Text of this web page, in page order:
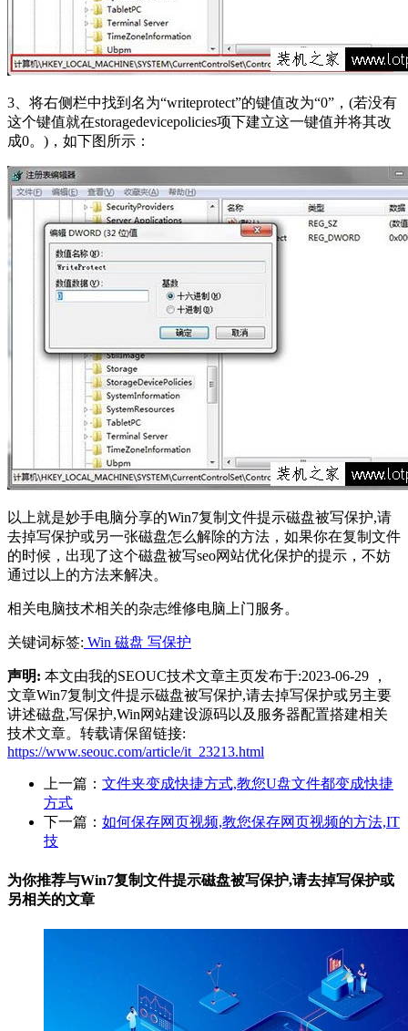
3、将右侧栏中找到名为“writeprotect”的键值改为“0”，(若没有
这个键值就在storagedevicepolicies项下建立这一键值并将其改
成0。)，如下图所示：
以上就是妙手电脑分享的Win7复制文件提示磁盘被写保护,请
去掉写保护或另一张磁盘怎么解除的方法，如果你在复制文件
的时候，出现了这个磁盘被写seo网站优化保护的提示，不妨
通过以上的方法来解决。
相关电脑技术相关的杂志维修电脑上门服务。
关键词标签: Win 磁盘 写保护
声明: 本文由我的SEOUC技术文章主页发布于:2023-06-29 ，
文章Win7复制文件提示磁盘被写保护,请去掉写保护或另主要
讲述磁盘,写保护,Win网站建设源码以及服务器配置搭建相关
技术文章。转载请保留链接:
https://www.seouc.com/article/it_23213.html
上一篇： 文件夹变成快捷方式,教您U盘文件都变成快捷
方式
下一篇： 如何保存网页视频,教您保存网页视频的方法,IT
技
为你推荐与Win7复制文件提示磁盘被写保护,请去掉写保护或
另相关的文章